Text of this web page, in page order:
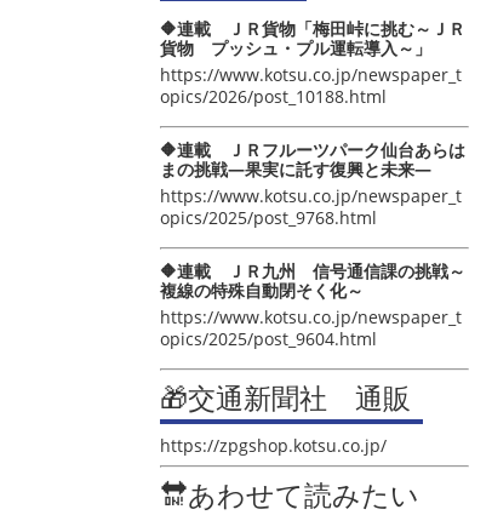
🔶連載 ＪＲ貨物「梅田峠に挑む～ＪＲ
貨物 プッシュ・プル運転導入～」
https://www.kotsu.co.jp/newspaper_t
opics/2026/post_10188.html
🔶連載 ＪＲフルーツパーク仙台あらは
まの挑戦―果実に託す復興と未来―
https://www.kotsu.co.jp/newspaper_t
opics/2025/post_9768.html
🔶連載 ＪＲ九州 信号通信課の挑戦～
複線の特殊自動閉そく化～
https://www.kotsu.co.jp/newspaper_t
opics/2025/post_9604.html
🎁交通新聞社 通販
https://zpgshop.kotsu.co.jp/
🔛あわせて読みたい